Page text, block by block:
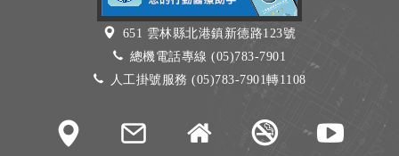
651 雲林縣北港鎮新德路123號
總機電話專線 (05)783-7901
人工掛號服務 (05)783-7901轉1108